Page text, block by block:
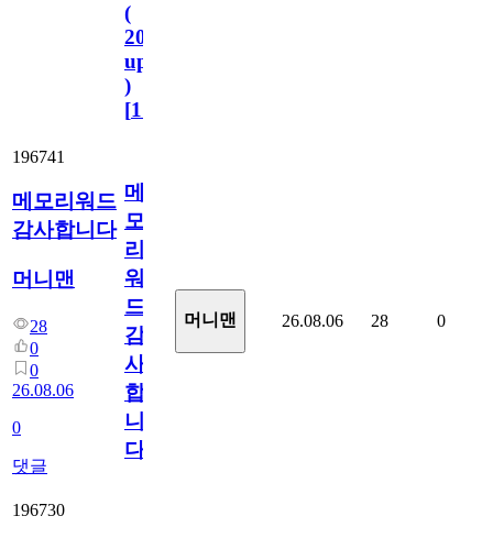
(
2023.11.1
update
)
[110
196741
메모리워드
감사합니다
머니맨
28
0
0
26.08.06
0
댓글
메
모
리
워
드
감
사
합
니
다
머니맨 26.08.06 28 0
196730